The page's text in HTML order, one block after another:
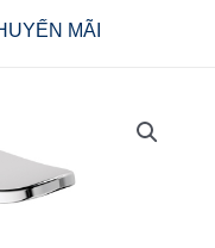
MÃI